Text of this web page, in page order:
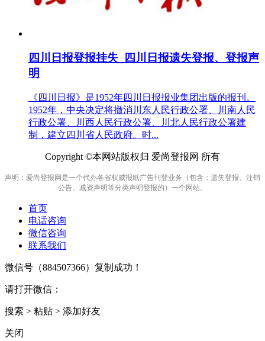
四川日报登报挂失_四川日报遗失登报、登报声
明
《四川日报》是1952年四川日报报业集团出版的报刊。
1952年，中央决定将撤消川东人民行政公署、川南人民
行政公署、川西人民行政公署、川北人民行政公署建
制，建立四川省人民政府。时...
Copyright ©本网站版权归 爱尚登报网 所有
声明：爱尚登报网是一个代办各省权威报纸广告刊登业务（包含：遗失登报、注销
公告、减资声明等分类声明登报的）一个网站。
首页
电话咨询
微信咨询
联系我们
微信号（884507366）复制成功！
请打开微信：
搜索 > 粘贴 > 添加好友
关闭